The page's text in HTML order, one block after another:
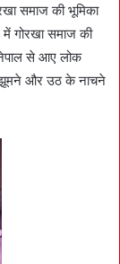
समाज की भूमिका
में गोरखा समाज की
नेपाल से आए लोक
झूमने और उठ के नाचने